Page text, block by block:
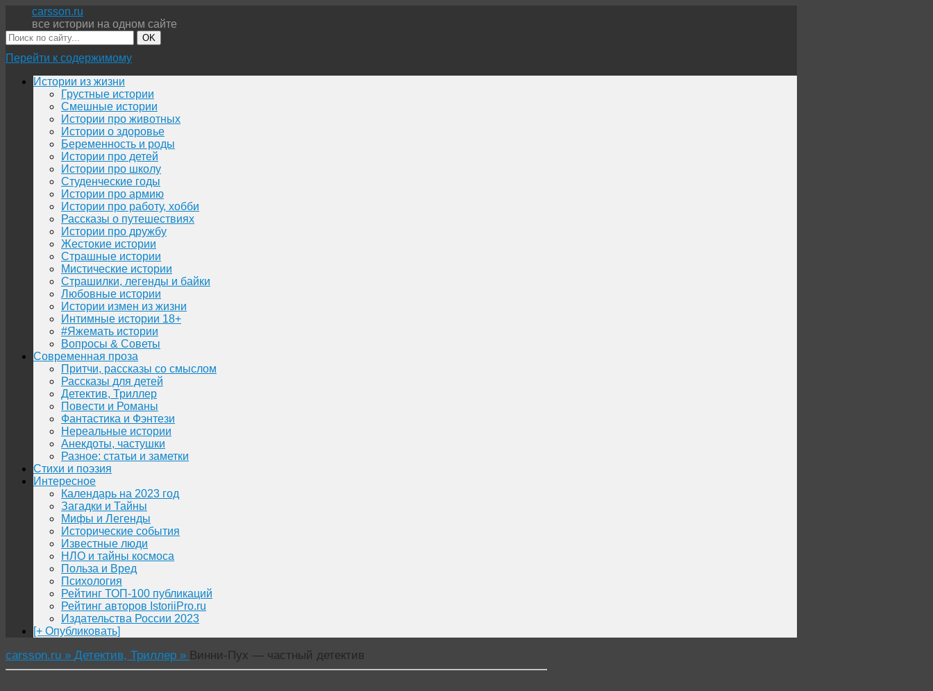
carsson.ru
все истории на одном сайте
OK
Перейти к содержимому
Истории из жизни
Грустные истории
Смешные истории
Истории про животных
Истории о здоровье
Беременность и роды
Истории про детей
Истории про школу
Студенческие годы
Истории про армию
Истории про работу, хобби
Рассказы о путешествиях
Истории про дружбу
Жестокие истории
Страшные истории
Мистические истории
Страшилки, легенды и байки
Любовные истории
Истории измен из жизни
Интимные истории 18+
#Яжемать истории
Вопросы & Советы
Современная проза
Притчи, рассказы со смыслом
Рассказы для детей
Детектив, Триллер
Повести и Романы
Фантастика и Фэнтези
Нереальные истории
Анекдоты, частушки
Разное: статьи и заметки
Стихи и поэзия
Интересное
Календарь на 2023 год
Загадки и Тайны
Мифы и Легенды
Исторические события
Известные люди
НЛО и тайны космоса
Польза и Вред
Психология
Рейтинг ТОП-100 публикаций
Рейтинг авторов IstoriiPro.ru
Издательства России 2023
[+ Опубликовать]
carsson.ru » Детектив, Триллер » Винни-Пух — частный детектив